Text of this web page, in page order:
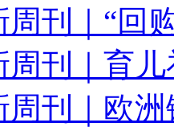
刊｜“回
周刊｜育
刊｜欧洲